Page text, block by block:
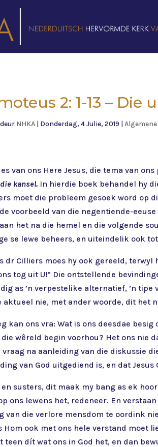
2: 1-13 –
NHKA | Donderdag, 4 Julie, 2019 |
van ons Here Jesus, die tema van
kansel. In hierdie boek behandel hy
moet die probleem gesoek word op
voorbeeld van die negentiende-
het na die hemel en die volgende
se lewe beheers, en uiteindelik ook
dr Cilliers moes hy ook gereeld, terwyl
tog uit U!” Die ontstellende
as ’n verpestelike alternatief, ’n
aktueel nie, met ander woorde, dit het
kan ons vra: Wat is ons deesdae
die wêreld begin voorhou? Het ons nie
vraag na aanleiding van die diskussie
van God uitgediend is, en dat
en susters, dit maak my bang as ek
ons lewens het, redeneer. En
van die verlore mensdom te oordink
Hom ook met ons hele verstand moet
teen dít wat ons in God het, en dan